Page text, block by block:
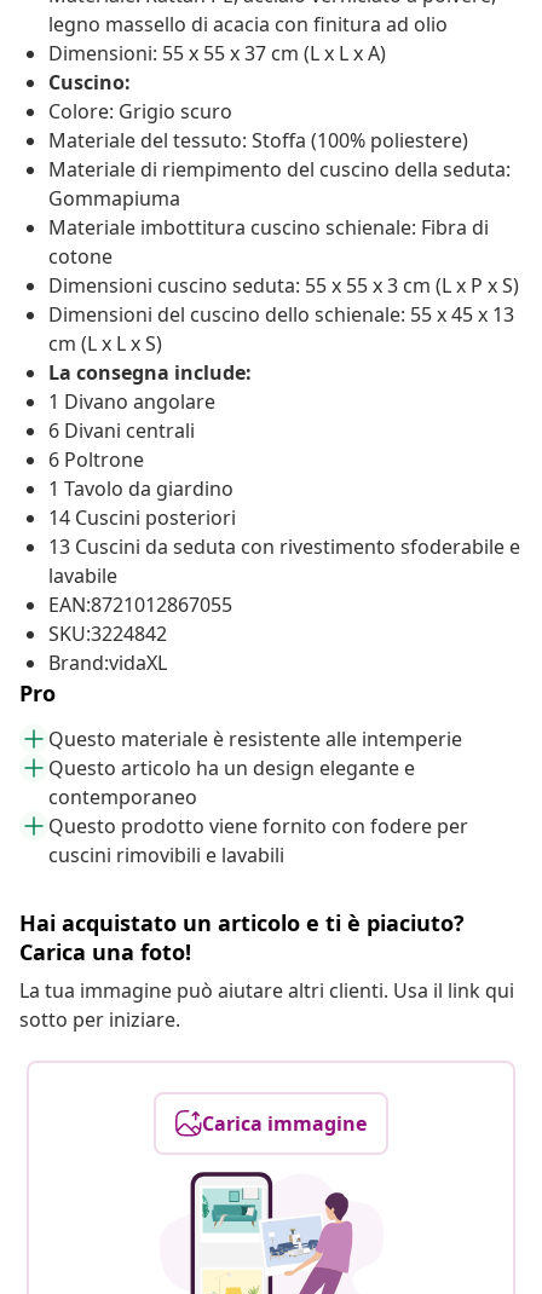
legno massello di acacia con finitura ad olio
Dimensioni: 55 x 55 x 37 cm (L x L x A)
Cuscino:
Colore: Grigio scuro
Materiale del tessuto: Stoffa (100% poliestere)
Materiale di riempimento del cuscino della seduta:
Gommapiuma
Materiale imbottitura cuscino schienale: Fibra di
cotone
Dimensioni cuscino seduta: 55 x 55 x 3 cm (L x P x S)
Dimensioni del cuscino dello schienale: 55 x 45 x 13
cm (L x L x S)
La consegna include:
1 Divano angolare
6 Divani centrali
6 Poltrone
1 Tavolo da giardino
14 Cuscini posteriori
13 Cuscini da seduta con rivestimento sfoderabile e
lavabile
EAN:8721012867055
SKU:3224842
Brand:vidaXL
Pro
Questo materiale è resistente alle intemperie
Questo articolo ha un design elegante e
contemporaneo
Questo prodotto viene fornito con fodere per
cuscini rimovibili e lavabili
Hai acquistato un articolo e ti è piaciuto?
Carica una foto!
La tua immagine può aiutare altri clienti. Usa il link qui
sotto per iniziare.
Carica immagine